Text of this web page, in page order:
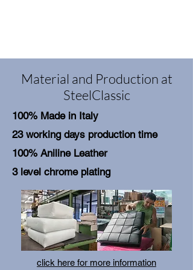
Material and Production at
SteelClassic
100% Made in Italy
23 working days production time
100% Aniline Leather
3 level chrome plating
click here for more information